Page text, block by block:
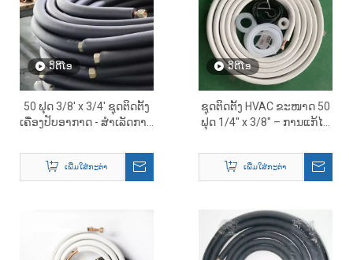
ວິດີໂອ
50 ຟຸດ 3/8' x 3/4' ຊຸດຕິດຕັ້ງ
ເຄື່ອງປັບອາກາດ - ສໍາເລັດການ
ເພີ່ມໃສ່ກະຕ່າ
ວິດີໂອ
ຊຸດຕິດຕັ້ງ HVAC ຂະໜາດ 50
ຟຸດ 1/4″ x 3/8″ – ການແກ້ໄຂ
ປັບອາກາດ
ເພີ່ມໃສ່ກະຕ່າ